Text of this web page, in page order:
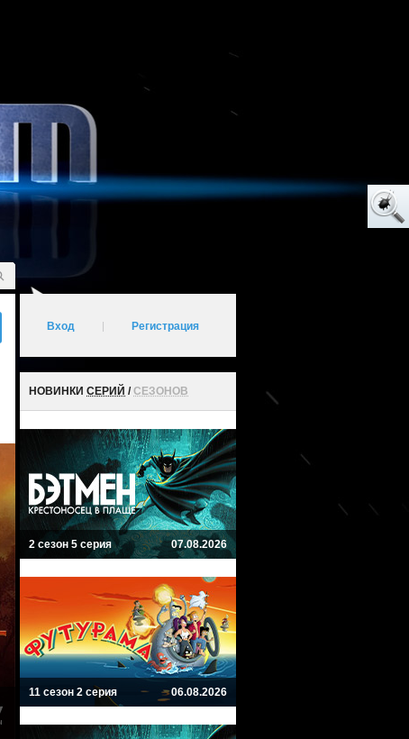
Вход Регистрация
НОВИНКИ СЕРИЙ /СЕЗОНОВ
2 сезон 5 серия 07.08.2026
11 сезон 2 серия 06.08.2026